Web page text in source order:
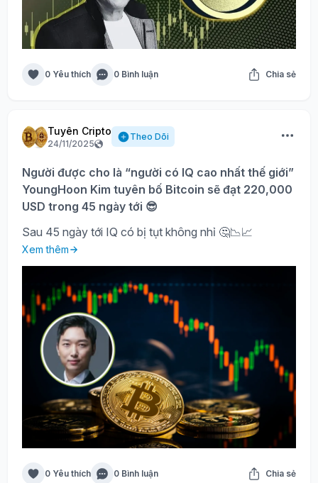
0 Yêu thích 0 Bình luận Chia sẻ
Tuyên Cripto
24/11/2025
Theo Dõi
Người được cho là “người có IQ cao nhất thế giới”
YoungHoon Kim tuyên bố Bitcoin sẽ đạt 220,000
USD trong 45 ngày tới 😎
Sau 45 ngày tới IQ có bị tụt không nhỉ 🤔📉📈
Xem thêm
0 Yêu thích 0 Bình luận Chia sẻ